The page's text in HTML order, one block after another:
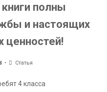
полны
и настоящих
ценностей!
Статья